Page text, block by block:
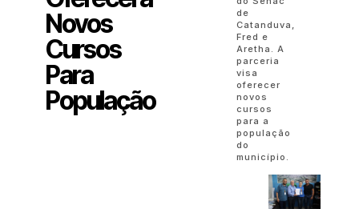
Novos
Cursos
Para
População
de
Catanduva,
Fred e
Aretha. A
parceria
visa
oferecer
novos
cursos
para a
população
do
município.